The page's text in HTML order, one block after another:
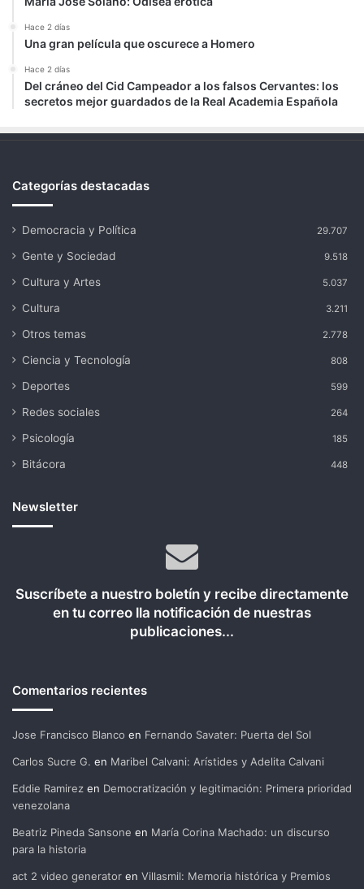
Hace 2 días
Una gran película que oscurece a Homero
Hace 2 días
Del cráneo del Cid Campeador a los falsos Cervantes: los
secretos mejor guardados de la Real Academia Española
Categorías destacadas
Democracia y Política 29.707
Gente y Sociedad 9.518
Cultura y Artes 5.037
Cultura 3.211
Otros temas 2.778
Ciencia y Tecnología 808
Deportes 599
Redes sociales 264
Psicología 185
Bitácora 448
Newsletter
Suscríbete a nuestro boletín y recibe directamente
en tu correo lla notificación de nuestras
publicaciones...
Comentarios recientes
Jose Francisco Blanco en Fernando Savater: Puerta del Sol
Carlos Sucre G. en Maribel Calvani: Arístides y Adelita Calvani
Eddie Ramirez en Democratización y legitimación: Primera prioridad
venezolana
Beatriz Pineda Sansone en María Corina Machado: un discurso
para la historia
act 2 video generator en Villasmil: Memoria histórica y Premios